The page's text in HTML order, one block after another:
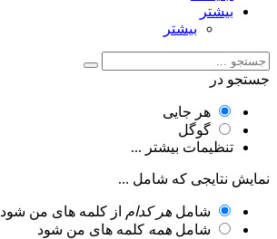
بیشتر
بیشتر
جستجو در
هر جایی
گوگل
تنظیمات بیشتر ...
نمایش نتایجی که شامل ...
شامل هر کدام از کلمه های من شود
شامل همه کلمه های من شود